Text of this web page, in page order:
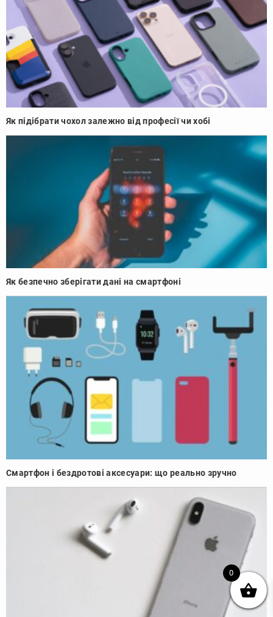
Як підібрати чохол залежно від професії чи хобі
Як безпечно зберігати дані на смартфоні
Смартфон і бездротові аксесуари: що реально зручно
0